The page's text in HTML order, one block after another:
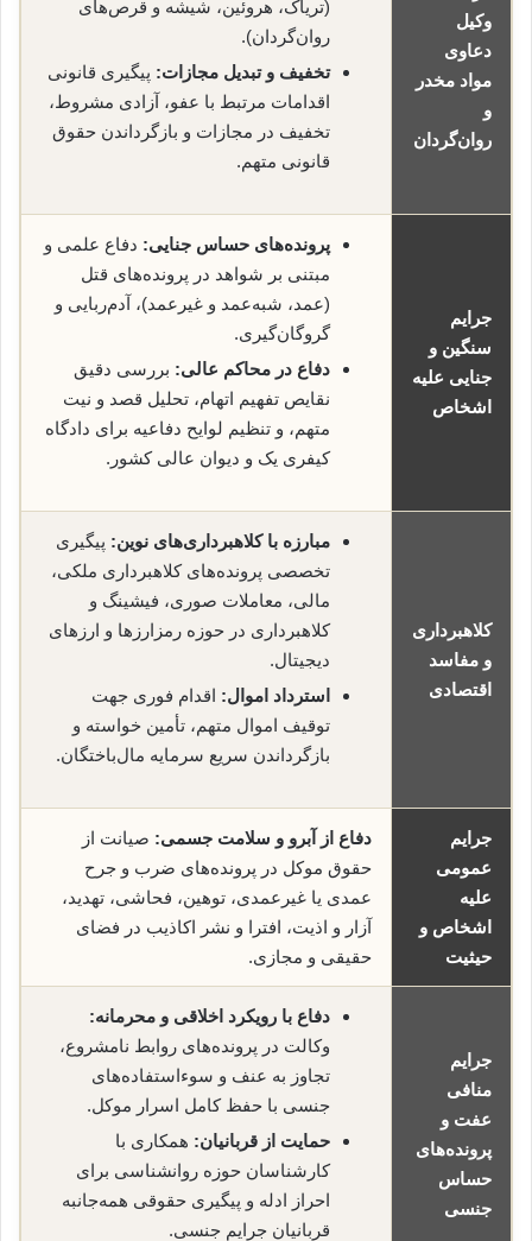
وکیل
دعاوی
مواد مخدر
و
روان‌گردان
(تریاک، هروئین، شیشه و قرص‌های
روان‌گردان).
تخفیف و تبدیل مجازات: پیگیری قانونی
اقدامات مرتبط با عفو، آزادی مشروط،
تخفیف در مجازات و بازگرداندن حقوق
قانونی متهم.
جرایم
سنگین و
جنایی علیه
اشخاص
پرونده‌های حساس جنایی: دفاع علمی و
مبتنی بر شواهد در پرونده‌های قتل
(عمد، شبه‌عمد و غیرعمد)، آدم‌ربایی و
گروگان‌گیری.
دفاع در محاکم عالی: بررسی دقیق
نقایص تفهیم اتهام، تحلیل قصد و نیت
متهم، و تنظیم لوایح دفاعیه برای دادگاه
کیفری یک و دیوان عالی کشور.
کلاهبرداری
و مفاسد
اقتصادی
مبارزه با کلاهبرداری‌های نوین: پیگیری
تخصصی پرونده‌های کلاهبرداری ملکی،
مالی، معاملات صوری، فیشینگ و
کلاهبرداری در حوزه رمز‌ارزها و ارزهای
دیجیتال.
استرداد اموال: اقدام فوری جهت
توقیف اموال متهم، تأمین خواسته و
بازگرداندن سریع سرمایه مال‌باختگان.
جرایم
عمومی
علیه
اشخاص و
حیثیت
دفاع از آبرو و سلامت جسمی: صیانت از
حقوق موکل در پرونده‌های ضرب و جرح
عمدی یا غیرعمدی، توهین، فحاشی، تهدید،
آزار و اذیت، افترا و نشر اکاذیب در فضای
حقیقی و مجازی.
جرایم
منافی
عفت و
پرونده‌های
حساس
جنسی
دفاع با رویکرد اخلاقی و محرمانه:
وکالت در پرونده‌های روابط نامشروع،
تجاوز به عنف و سوءاستفاده‌های
جنسی با حفظ کامل اسرار موکل.
حمایت از قربانیان: همکاری با
کارشناسان حوزه روانشناسی برای
احراز ادله و پیگیری حقوقی همه‌جانبه
قربانیان جرایم جنسی.